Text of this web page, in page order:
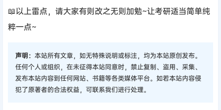
📖以上雷点，请大家有则改之无则加勉~让考研适当简单纯
粹一点~
声明： 本站所有文章，如无特殊说明或标注，均为本站原创发布。
任何个人或组织，在未征得本站同意时，禁止复制、盗用、采集、
发布本站内容到任何网站、书籍等各类媒体平台。如若本站内容侵
犯了原著者的合法权益，可联系我们进行处理。